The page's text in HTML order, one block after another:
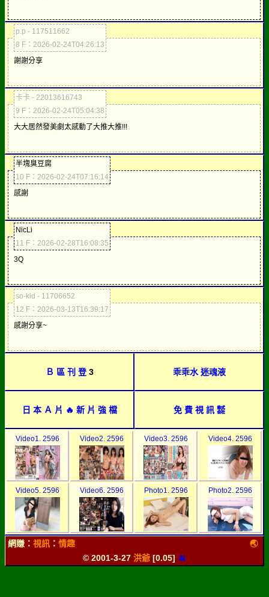
p.p - 117511662
8 F：2026-02-24T04:26:13
謝謝分享
卡卡 - 22013616743
9 F：2026-02-24T05:04:38
大大居然發美劇太感動了大推大推!!!
半塊臭豆腐
10 F：2026-02-24T07:16:14
感謝
NicLi
11 F：2026-02-28T16:08:35
3Q
so-kid - 11706652
12 F：2026-03-13T16:39:17
感謝分享~
Ｂ 區 刊 登3 乖乖水 迷魂液
日 本 Ａ 片 🔥 新 片 強 檔 免 費 視 訊 ㍿
Video1. 2596 Video2. 2596 Video3. 2596 Video4. 2596
Video5. 2596 Video6. 2596 Photo1. 2596 Photo2. 2596
網賺： 視訊 ： 情趣
🌏
© 2001-3-27 洪爺[0.05] 🍌